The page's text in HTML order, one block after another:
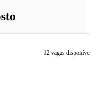
12 vagas